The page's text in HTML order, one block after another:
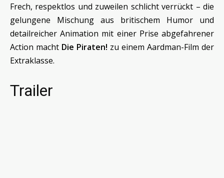
Frech, respektlos und zuweilen schlicht verrückt – die
gelungene Mischung aus britischem Humor und
detailreicher Animation mit einer Prise abgefahrener
Action macht Die Piraten! zu einem Aardman-Film der
Extraklasse.
Trailer